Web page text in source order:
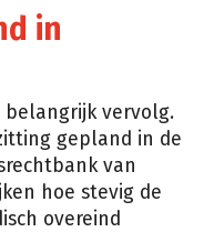
in
belangrijk vervolg.
gepland in de
van
hoe stevig de
overeind